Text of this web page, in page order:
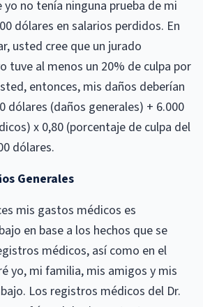
no tenía ninguna prueba de mi
dólares en salarios perdidos. En
usted cree que un jurado
tuve al menos un 20% de culpa por
entonces, mis daños deberían
dólares (daños generales) + 6.000
x 0,80 (porcentaje de culpa del
dólares.
Generales
mis gastos médicos es
en base a los hechos que se
médicos, así como en el
yo, mi familia, mis amigos y mis
Los registros médicos del Dr.